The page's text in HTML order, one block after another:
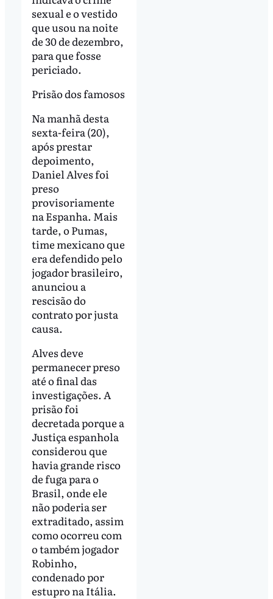
sexual e o vestido
que usou na noite
de 30 de dezembro,
para que fosse
periciado.
Prisão dos famosos
Na manhã desta
sexta-feira (20),
após prestar
depoimento,
Daniel Alves foi
preso
provisoriamente
na Espanha. Mais
tarde, o Pumas,
time mexicano que
era defendido pelo
jogador brasileiro,
anunciou a
rescisão do
contrato por justa
causa.
Alves deve
permanecer preso
até o final das
investigações. A
prisão foi
decretada porque a
Justiça espanhola
considerou que
havia grande risco
de fuga para o
Brasil, onde ele
não poderia ser
extraditado, assim
como ocorreu com
o também jogador
Robinho,
condenado por
estupro na Itália.